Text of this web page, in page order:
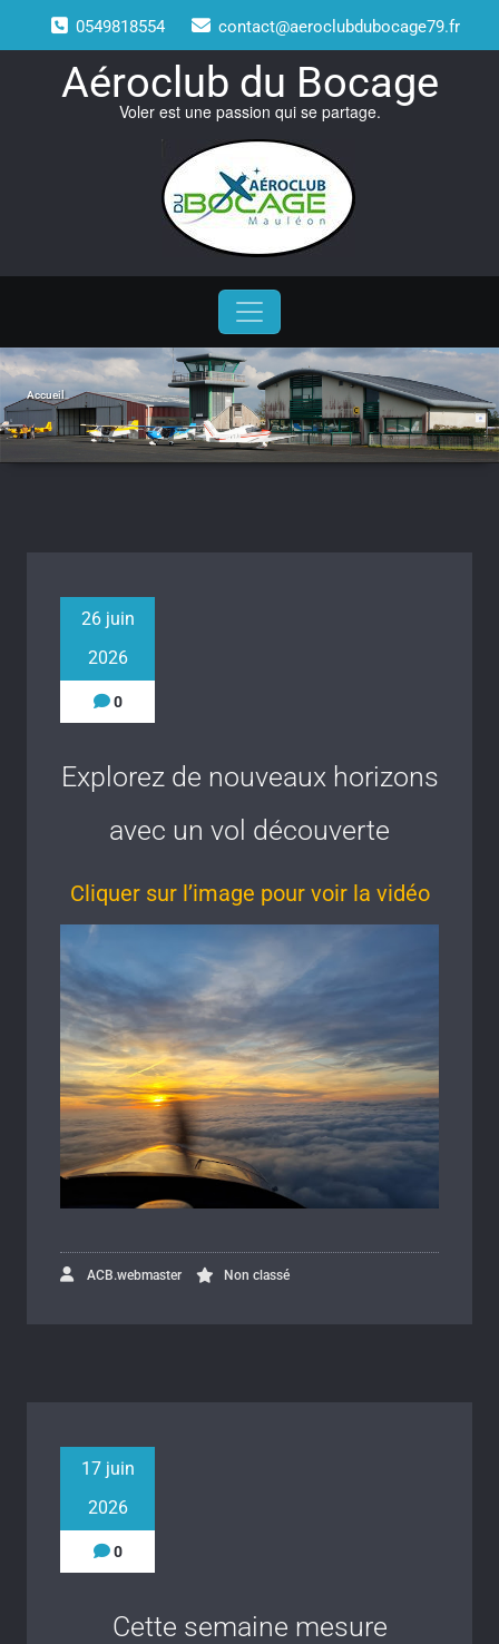
content
0549818554 contact@aeroclubdubocage79.fr
Aéroclub du Bocage
Voler est une passion qui se partage.
Accueil
26 juin
2026
0
Explorez de nouveaux horizons
avec un vol découverte
Cliquer sur l’image pour voir la vidéo
ACB.webmaster Non classé
17 juin
2026
0
Cette semaine mesure